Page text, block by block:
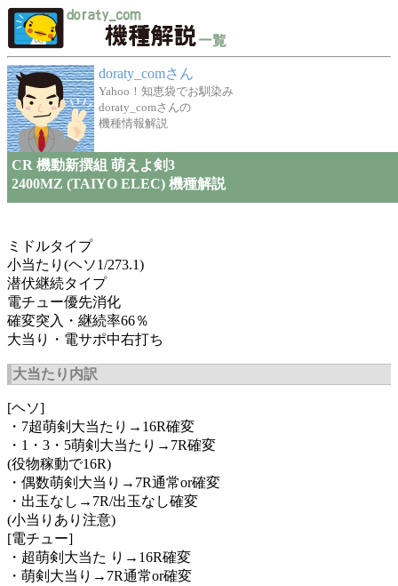
doraty_comさん
Yahoo！知恵袋でお馴染み
doraty_comさんの
機種情報解説
CR 機動新撰組 萌えよ剣3
2400MZ (TAIYO ELEC) 機種解説
ミドルタイプ
小当たり(ヘソ1/273.1)
潜伏継続タイプ
電チュー優先消化
確変突入・継続率66％
大当り・電サポ中右打ち
大当たり内訳
[ヘソ]
・7超萌剣大当たり→16R確変
・1・3・5萌剣大当たり→7R確変
(役物稼動で16R)
・偶数萌剣大当り→7R通常or確変
・出玉なし→7R/出玉なし確変
(小当りあり注意)
[電チュー]
・超萌剣大当た り→16R確変
・萌剣大当り→7R通常or確変